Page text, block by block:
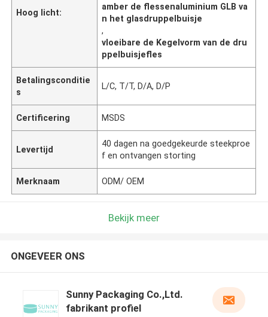
Hoog licht:
amber de flessenaluminium GLB va
n het glasdruppelbuisje
,
vloeibare de Kegelvorm van de dru
ppelbuisjefles
Betalingsconditie
s
L/C, T/T, D/A, D/P
Certificering MSDS
Levertijd
40 dagen na goedgekeurde steekproe
f en ontvangen storting
Merknaam ODM/ OEM
Bekijk meer
ONGEVEER ONS
Sunny Packaging Co.,Ltd.
fabrikant profiel